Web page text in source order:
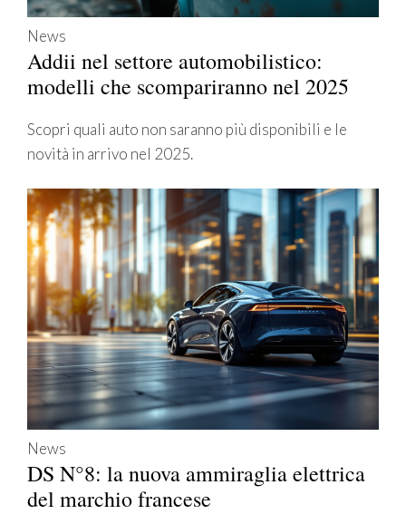
News
Addii nel settore automobilistico:
modelli che scompariranno nel 2025
Scopri quali auto non saranno più disponibili e le
novità in arrivo nel 2025.
News
DS N°8: la nuova ammiraglia elettrica
del marchio francese